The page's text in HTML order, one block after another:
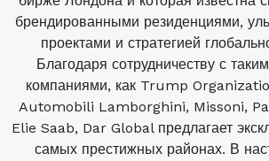
брендированными резиденциями,
проектами и стратегией
Благодаря сотрудничеству с
компаниями, как Trump
Automobili Lamborghini, Missoni,
Elie Saab, Dar Global предлагает
самых престижных районах. В